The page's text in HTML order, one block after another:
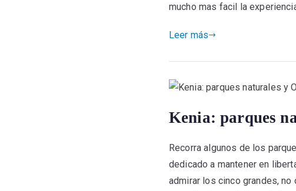
mucho mas facil la
Leer más
Kenia: parques
Recorra algunos de los
dedicado a mantener en
admirar los cinco grandes,